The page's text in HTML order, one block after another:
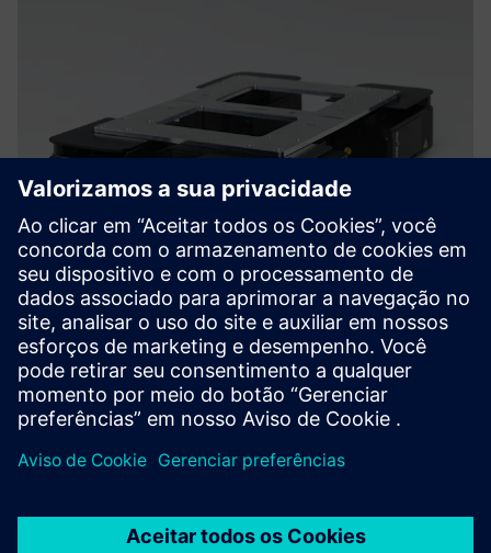
HISTÓRIA DO CLIENTE
Reinventando a roda com robôs
para o chão de fábrica
Empresa: Wheel.Me
Setor: Eletrônica e semicondutores
Produto: Genius 2
Oslo, Noruega